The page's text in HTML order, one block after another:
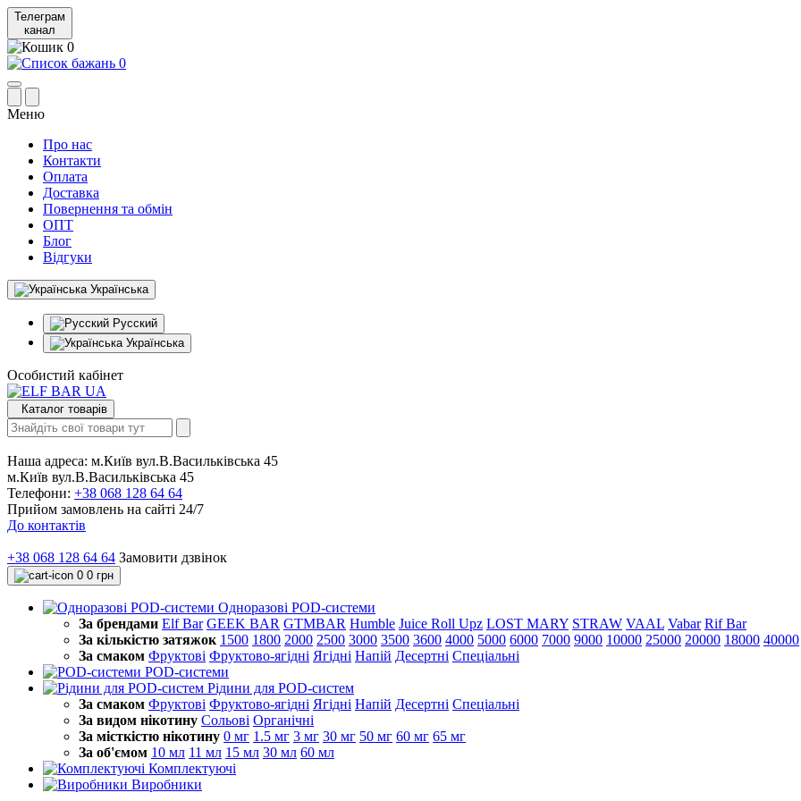
Телеграм
канал
0
0
Меню
Про нас
Контакти
Оплата
Доставка
Повернення та обмін
ОПТ
Блог
Відгуки
Українська
Русский
Українська
Особистий кабінет
Каталог товарів
Наша адреса: м.Київ вул.В.Васильківська 45
м.Київ вул.В.Васильківська 45
Телефони: +38 068 128 64 64
Прийом замовлень на сайті 24/7
До контактів
+38 068 128 64 64 Замовити дзвінок
0 0 грн
Одноразові POD-системи
За брендами Elf Bar GEEK BAR GTMBAR Humble Juice Roll Upz LOST MARY STRAW VAAL Vabar Rif Bar
За кількістю затяжок 1500 1800 2000 2500 3000 3500 3600 4000 5000 6000 7000 9000 10000 25000 20000 18000 40000
За смаком Фруктові Фруктово-ягідні Ягідні Напій Десертні Спеціальні
POD-системи
Рідини для POD-систем
За смаком Фруктові Фруктово-ягідні Ягідні Напій Десертні Спеціальні
За видом нікотину Сольові Органічні
За місткістю нікотину 0 мг 1.5 мг 3 мг 30 мг 50 мг 60 мг 65 мг
За об'ємом 10 мл 11 мл 15 мл 30 мл 60 мл
Комплектуючі
Виробники